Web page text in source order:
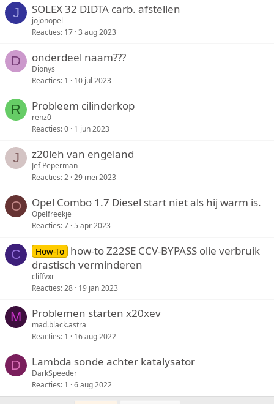
J SOLEX 32 DIDTA carb. afstellen
jojonopel
Reacties 17 3 aug 2023
D onderdeel naam???
Dionys
Reacties 1 10 jul 2023
R Probleem cilinderkop
renz0
Reacties 0 1 jun 2023
J z20leh van engeland
Jef Peperman
Reacties 2 29 mei 2023
O Opel Combo 1.7 Diesel start niet als hij warm is.
Opelfreekje
Reacties 7 5 apr 2023
C How-To how-to Z22SE CCV-BYPASS olie verbruik
drastisch verminderen
cliffvxr
Reacties 28 19 jan 2023
M Problemen starten x20xev
mad.black.astra
Reacties 1 16 aug 2022
D Lambda sonde achter katalysator
DarkSpeeder
Reacties 1 6 aug 2022